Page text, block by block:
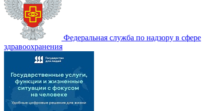
Федеральная служба по надзору в сфере
здравоохранения